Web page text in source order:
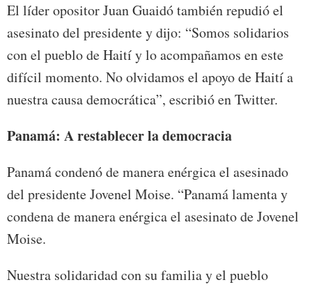
El líder opositor Juan Guaidó también repudió el
asesinato del presidente y dijo: “Somos solidarios
con el pueblo de Haití y lo acompañamos en este
difícil momento. No olvidamos el apoyo de Haití a
nuestra causa democrática”, escribió en Twitter.
Panamá: A restablecer la democracia
Panamá condenó de manera enérgica el asesinado
del presidente Jovenel Moise. “Panamá lamenta y
condena de manera enérgica el asesinato de Jovenel
Moise.
Nuestra solidaridad con su familia y el pueblo